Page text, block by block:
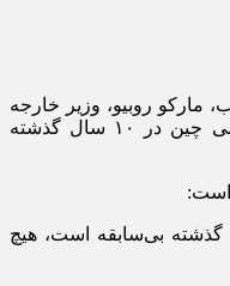
مارکو روبیو، وزیر خارجه
آمریکا می‌گوید که سرعت رشد نظامی چین در ۱۰ سال گذشته
است:
نظامی چین در ۱۰ سال گذشته بی‌سابقه است، هیچ